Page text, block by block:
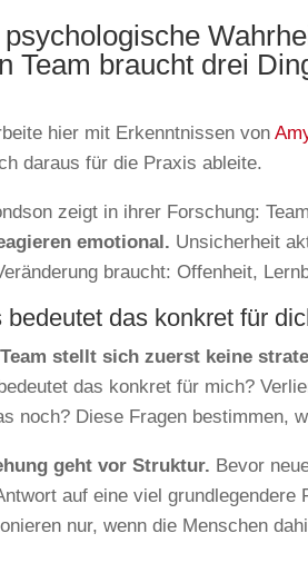
Team braucht drei
hier mit Erkenntnissen von
daraus für die Praxis ableite.
zeigt in ihrer Forschung:
emotional. Unsicherheit
braucht: Offenheit,
bedeutet das konkret für
Team stellt sich zuerst keine
das konkret für mich?
noch? Diese Fragen bestimmen,
geht vor Struktur. Bevor
auf eine viel
nur, wenn die Menschen